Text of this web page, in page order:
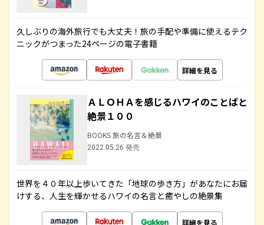
久しぶりの海外旅行でも大丈夫！旅の手配や準備に使えるテク
ニックがつまった24ページの電子書籍
詳細を見る
ＡＬＯＨＡを感じるハワイのことばと
絶景１００
BOOKS 旅の名言＆絶景
2022.05.26 発売
世界を４０年以上歩いてきた「地球の歩き方」があなたにお届
けする、人生を輝かせるハワイの名言と癒やしの絶景集
詳細を見る